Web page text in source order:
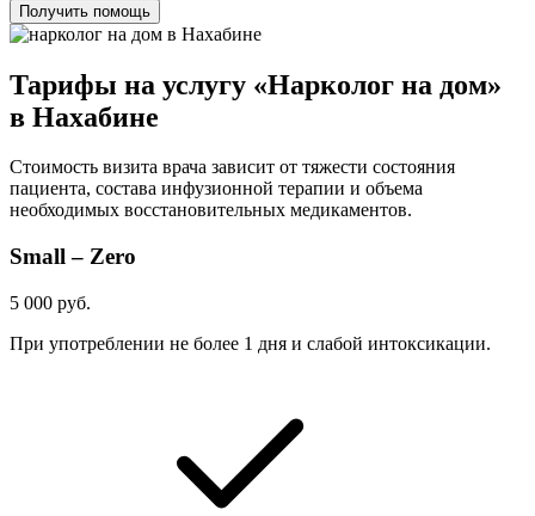
Получить помощь
Тарифы на услугу «Нарколог на дом»
в Нахабине
Стоимость визита врача зависит от тяжести состояния
пациента, состава инфузионной терапии и объема
необходимых восстановительных медикаментов.
Small – Zero
5 000 руб.
При употреблении не более 1 дня и слабой интоксикации.